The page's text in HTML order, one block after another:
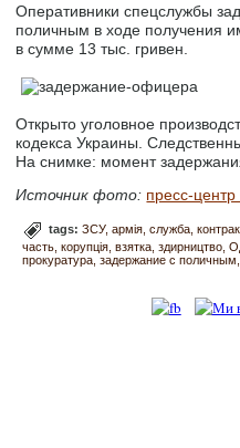
Оперативники спецслужбы
поличным в ходе получения
в сумме 13 тыс. гривен.
Открыто уголовное
кодекса Украины.
На снимке: момент
Источник фото: пресс-
tags:ЗСУ армія служба
часть корупція взятка здирництво
прокуратура задержание с поличным